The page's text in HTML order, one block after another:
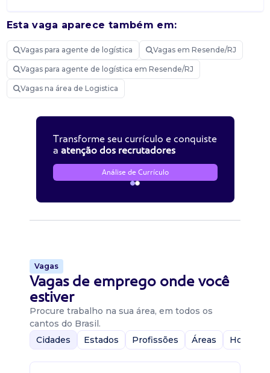
Esta vaga aparece também em:
Vagas para agente de logística Vagas em Resende/RJ
Vagas para agente de logística em Resende/RJ
Vagas na área de Logistica
Transforme seu currículo e conquiste
a atenção dos recrutadores
Análise de Currículo
Vagas
Vagas de emprego onde você
estiver
Procure trabalho na sua área, em todos os
cantos do Brasil.
Cidades
Estados Profissões Áreas Home-